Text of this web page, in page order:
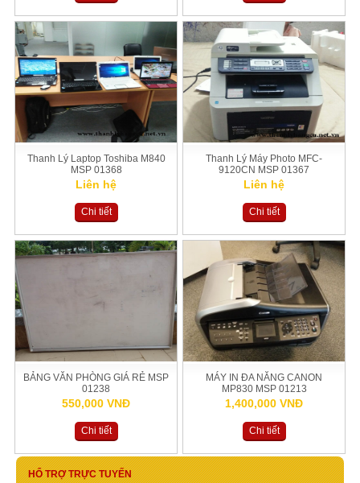
Thanh Lý Laptop Toshiba M840
MSP 01368
Liên hệ
Chi tiết
Thanh Lý Máy Photo MFC-
9120CN MSP 01367
Liên hệ
Chi tiết
BẢNG VĂN PHÒNG GIÁ RẺ MSP
01238
550,000 VNĐ
Chi tiết
MÁY IN ĐA NĂNG CANON
MP830 MSP 01213
1,400,000 VNĐ
Chi tiết
HỔ TRỢ TRỰC TUYẾN